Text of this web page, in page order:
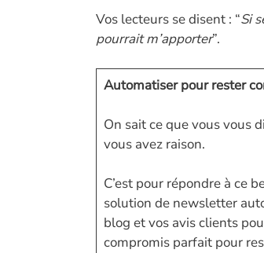
Vos lecteurs se disent : “Si
pourrait m’apporter”.
Automatiser pour rester
On sait ce que vous vous
vous avez raison.
C’est pour répondre à ce
solution de newsletter
blog et vos avis clients
compromis parfait pour